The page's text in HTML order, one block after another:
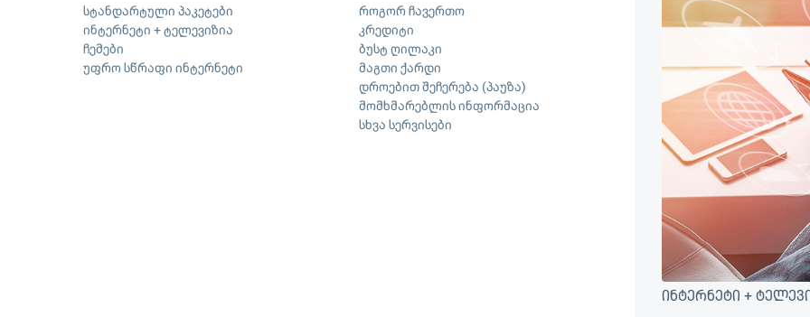
სტანდარტული პაკეტები
ინტერნეტი + ტელევიზია
ჩემები
უფრო სწრაფი ინტერნეტი
როგორ ჩავერთო
კრედიტი
ბუსტ ღილაკი
მაგთი ქარდი
დროებით შეჩერება (პაუზა)
მომხმარებლის ინფორმაცია
სხვა სერვისები
ინტერნეტი +